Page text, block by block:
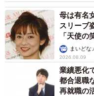
母は有名
スリーブ
「天使の
まいどな
2026.08.09
業績悪化
都合退職
再就職の